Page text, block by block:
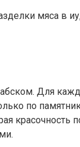
мяса в
Для
по
красочность